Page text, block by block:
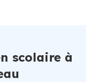
scolaire à